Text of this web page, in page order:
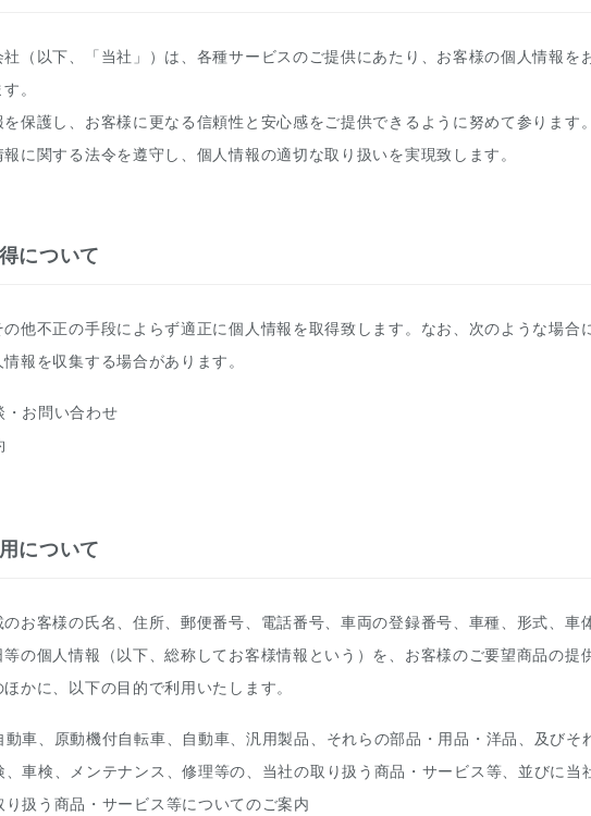
（以下、「当社」）は、各種サービスのご提供にあたり、お客様の個人情報を
。
保護し、お客様に更なる信頼性と安心感をご提供できるように努めて参ります。
に関する法令を遵守し、個人情報の適切な取り扱いを実現致します。
について
他不正の手段によらず適正に個人情報を取得致します。なお、次のような場合
報を収集する場合があります。
・お問い合わせ
について
お客様の氏名、住所、郵便番号、電話番号、車両の登録番号、車種、形式、車
の個人情報（以下、総称してお客様情報という）を、お客様のご要望商品の提
かに、以下の目的で利用いたします。
動車、原動機付自転車、自動車、汎用製品、それらの部品・用品・洋品、及びそ
、車検、メンテナンス、修理等の、当社の取り扱う商品・サービス等、並びに当
り扱う商品・サービス等についてのご案内
タイプ
メーカー
排気量